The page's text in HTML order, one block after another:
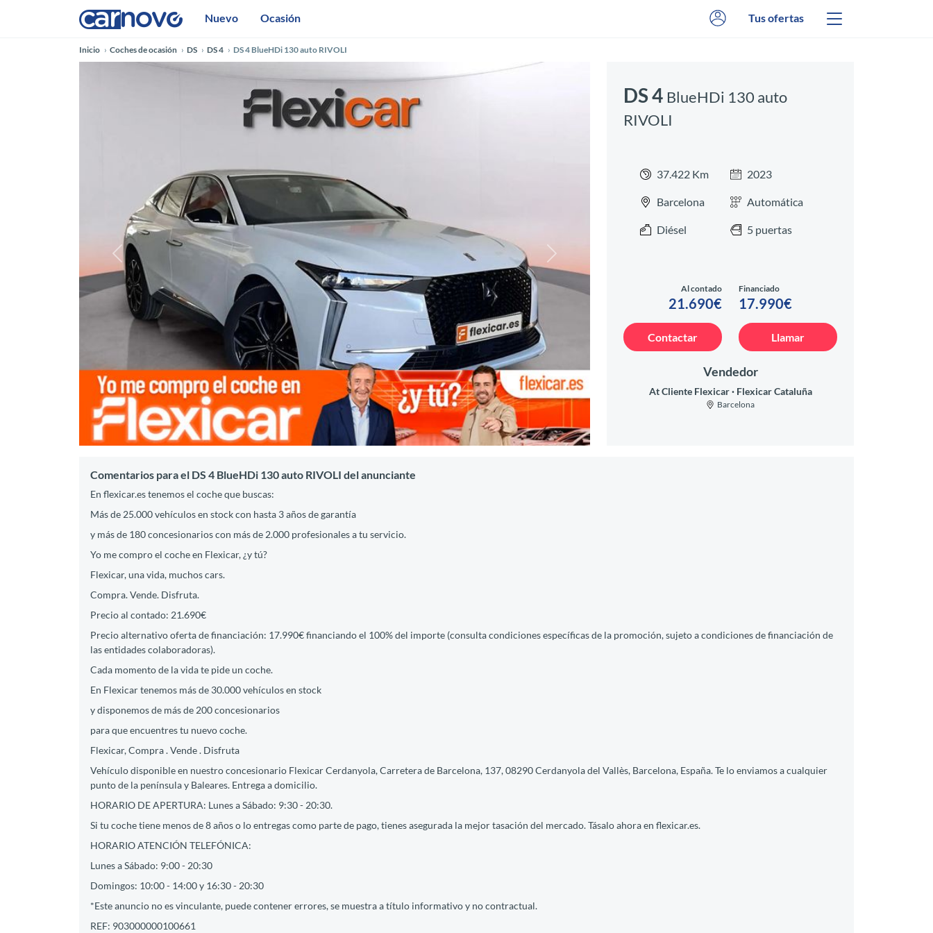
Nuevo Ocasión Tus ofertas
Inicio Coches de ocasión DS DS 4 DS 4 BlueHDi 130 auto RIVOLI
Anterior Siguiente
DS 4 BlueHDi 130 auto
RIVOLI
37.422 Km 2023
Barcelona Automática
Diésel 5 puertas
Al contado
21.690€
Financiado
17.990€
Contactar Llamar
Vendedor
At Cliente Flexicar Flexicar Cataluña
Barcelona
Comentarios para el DS 4 BlueHDi 130 auto RIVOLI del anunciante
En flexicar.es tenemos el coche que buscas:
Más de 25.000 vehículos en stock con hasta 3 años de garantía
y más de 180 concesionarios con más de 2.000 profesionales a tu servicio.
Yo me compro el coche en Flexicar, ¿y tú?
Flexicar, una vida, muchos cars.
Compra. Vende. Disfruta.
Precio al contado: 21.690€
Precio alternativo oferta de financiación: 17.990€ financiando el 100% del importe (consulta condiciones específicas de la promoción, sujeto a condiciones de financiación de
las entidades colaboradoras).
Cada momento de la vida te pide un coche.
En Flexicar tenemos más de 30.000 vehículos en stock
y disponemos de más de 200 concesionarios
para que encuentres tu nuevo coche.
Flexicar, Compra . Vende . Disfruta
Vehículo disponible en nuestro concesionario Flexicar Cerdanyola, Carretera de Barcelona, 137, 08290 Cerdanyola del Vallès, Barcelona, España. Te lo enviamos a cualquier
punto de la península y Baleares. Entrega a domicilio.
HORARIO DE APERTURA: Lunes a Sábado: 9:30 - 20:30.
Si tu coche tiene menos de 8 años o lo entregas como parte de pago, tienes asegurada la mejor tasación del mercado. Tásalo ahora en flexicar.es.
HORARIO ATENCIÓN TELEFÓNICA:
Lunes a Sábado: 9:00 - 20:30
Domingos: 10:00 - 14:00 y 16:30 - 20:30
*Este anuncio no es vinculante, puede contener errores, se muestra a título informativo y no contractual.
REF: 903000000100661